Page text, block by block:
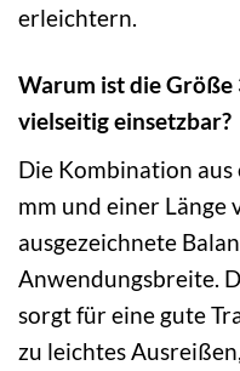
erleichtern.
Warum ist die Größe
vielseitig einsetzbar?
Die Kombination aus
mm und einer Länge
ausgezeichnete
Anwendungsbreite.
sorgt für eine gute
zu leichtes